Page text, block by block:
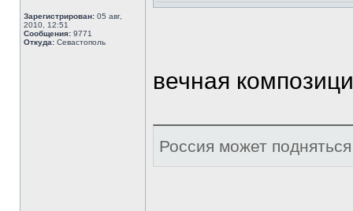
Зарегистрирован: 05 авг,
2010, 12:51
Сообщения: 9771
Откуда: Севастополь
вечная
Россия может